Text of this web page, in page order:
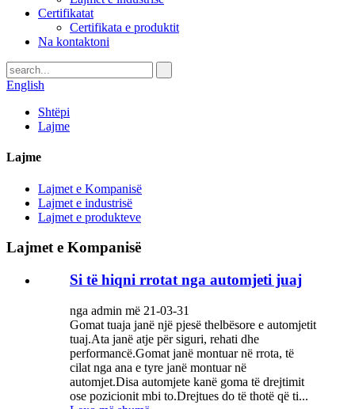
Certifikatat
Certifikata e produktit
Na kontaktoni
English
Shtëpi
Lajme
Lajme
Lajmet e Kompanisë
Lajmet e industrisë
Lajmet e produkteve
Lajmet e Kompanisë
Si të hiqni rrotat nga automjeti juaj
nga admin më 21-03-31
Gomat tuaja janë një pjesë thelbësore e automjetit
tuaj.Ata janë atje për siguri, rehati dhe
performancë.Gomat janë montuar në rrota, të
cilat nga ana e tyre janë montuar në
automjet.Disa automjete kanë goma të drejtimit
ose pozicionit mbi to.Drejtues do të thotë që ti...